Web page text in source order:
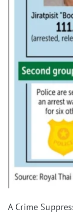
A Crime